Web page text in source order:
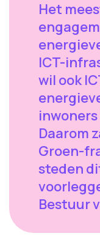
Het
ICT-
wil ook
Daarom
Groen-
steden
Bestuur